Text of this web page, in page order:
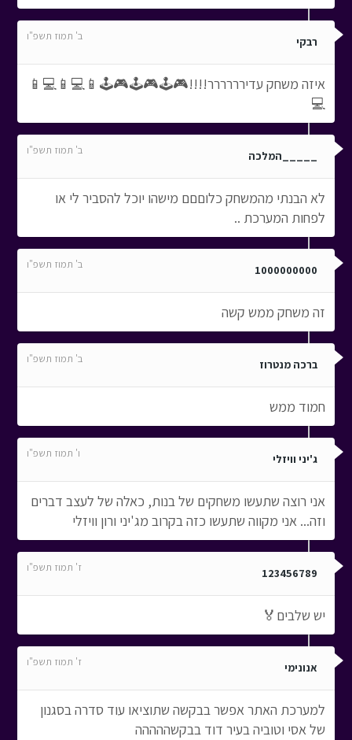
רבקי ב' תמוז תשפ"ו
איזה משחק עדירררררר!!!!🎮🕹️🎮🕹️🎮🕹️📱💻📱💻📱
💻
_____המלכה ב' תמוז תשפ"ו
לא הבנתי מהמשחק כלוםםם מישהו יוכל להסביר לי או
לפחות המערכת ..
1000000000 ב' תמוז תשפ"ו
זה משחק ממש קשה
ברכה מנטרוז ב' תמוז תשפ"ו
חמוד ממש
ג'יני וויזלי ו' תמוז תשפ"ו
אני רוצה שתעשו משחקים של בנות, כאלה של לעצב דברים
וזה... אני מקווה שתעשו כזה בקרוב מג'יני ורון וויזלי
123456789 ז' תמוז תשפ"ו
יש שלבים🏅
אנונימי ז' תמוז תשפ"ו
למערכת האתר אפשר בבקשה שתוציאו עוד סדרה בסגנון
של אסי וטוביה בעיר דוד בבקשההההה